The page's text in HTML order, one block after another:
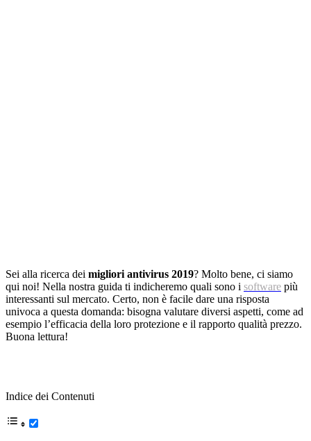
Sei alla ricerca dei migliori antivirus 2019? Molto bene, ci siamo
qui noi! Nella nostra guida ti indicheremo quali sono i software più
interessanti sul mercato. Certo, non è facile dare una risposta
univoca a questa domanda: bisogna valutare diversi aspetti, come ad
esempio l’efficacia della loro protezione e il rapporto qualità prezzo.
Buona lettura!
Indice dei Contenuti